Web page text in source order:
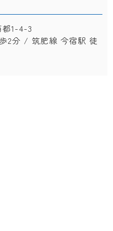
1-4-3
2分 / 筑肥線 今宿駅 徒